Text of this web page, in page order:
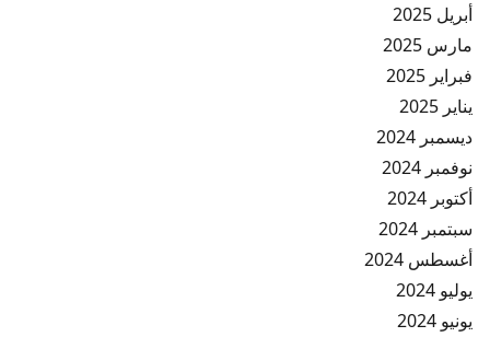
أبريل 2025
مارس 2025
فبراير 2025
يناير 2025
ديسمبر 2024
نوفمبر 2024
أكتوبر 2024
سبتمبر 2024
أغسطس 2024
يوليو 2024
يونيو 2024